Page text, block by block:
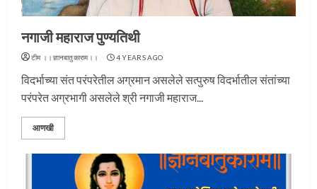
नगाजी महाराज पुण्यतिथी
टीम ।।ज्ञानबातुकाराम।। 4 YEARS AGO
विदर्भाच्या संत परंपरेतील अग्रमान असलेले सत्पुरुष विदर्भातील संतांच्या
परंपरेत अग्रभागी असलेले श्री नगाजी महाराज...
आणखी